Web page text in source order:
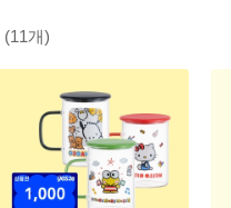
(11개)